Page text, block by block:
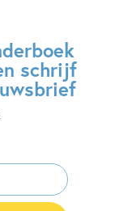
schrijf